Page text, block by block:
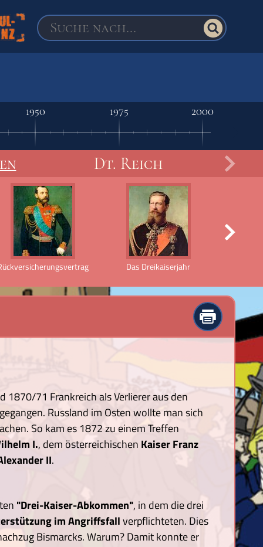
1950 1975 2000
Dt. Reich
Das Dreikaiserjahr
71 Frankreich als Verlierer aus den
Russland im Osten wollte man sich
So kam es 1872 zu einem Treffen
I., dem österreichischen Kaiser Franz
II.
"Drei-Kaiser-Abkommen", in dem die drei
im Angriffsfallverpflichteten. Dies
Bismarcks. Warum? Damit konnte er